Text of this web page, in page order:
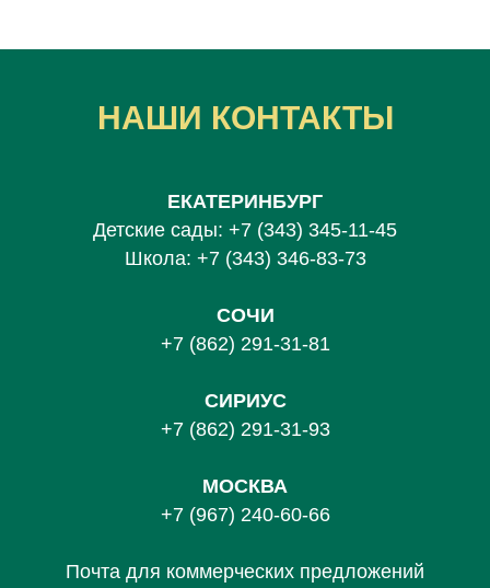
НАШИ КОНТАКТЫ
ЕКАТЕРИНБУРГ
Детские сады: +7 (343) 345-11-45
Школа: +7 (343) 346-83-73
СОЧИ
+7 (862) 291-31-81
СИРИУС
+7 (862) 291-31-93
МОСКВА
+7 (967) 240-60-66
Почта для коммерческих предложений